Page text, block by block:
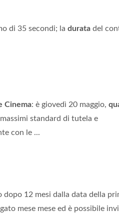
di 35 secondi; la durata del
Cinema: è giovedì 20 maggio,
standard di tutela e
con le ...
dopo 12 mesi dalla data della
mese mese ed è possibile